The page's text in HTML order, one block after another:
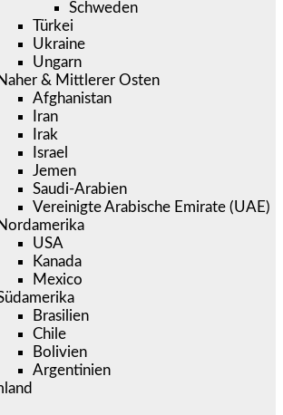
Schweden
Türkei
Ukraine
Ungarn
Naher & Mittlerer Osten
Afghanistan
Iran
Irak
Israel
Jemen
Saudi-Arabien
Vereinigte Arabische Emirate (UAE)
Nordamerika
USA
Kanada
Mexico
Brasilien
Chile
Bolivien
Argentinien